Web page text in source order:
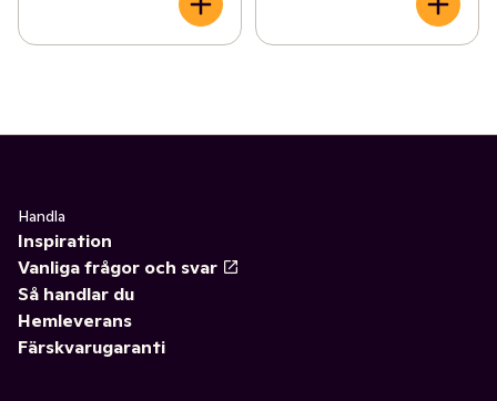
Handla
Inspiration
Vanliga frågor och svar
Så handlar du
Hemleverans
Färskvarugaranti